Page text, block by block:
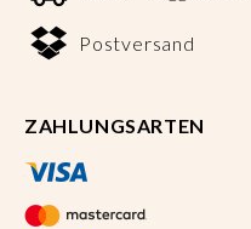
Postversand
ZAHLUNGSARTEN